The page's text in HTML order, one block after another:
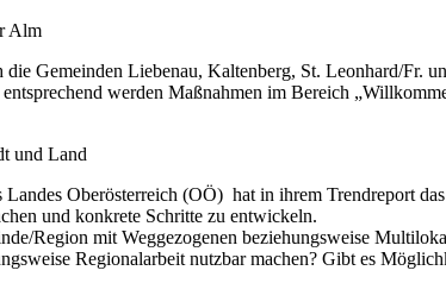
Alm
die Gemeinden Liebenau, Kaltenberg, St. Leonhard/Fr.
werden Maßnahmen im Bereich
und Land
Oberösterreich (OÖ) hat in ihrem Trendreport
und konkrete Schritte zu entwickeln.
Region mit Weggezogenen beziehungsweise
Regionalarbeit nutzbar machen? Gibt es